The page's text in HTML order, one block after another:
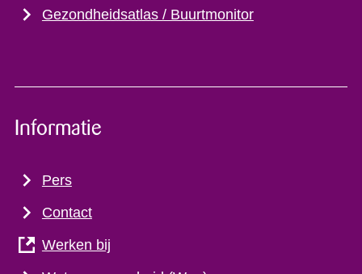
Gezondheidsatlas / Buurtmonitor
Informatie
Pers
Contact
Werken bij